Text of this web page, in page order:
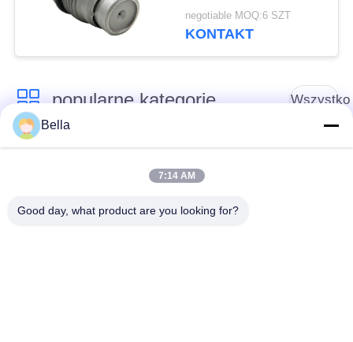
1110010024
negotiable MOQ:6 SZT
KONTAKT
popularne kategorie Wszystko
części Common Rail Dysza Common Rail
Common Rail
Common Rail
Bella
7:14 AM
Good day, what product are you looking for?